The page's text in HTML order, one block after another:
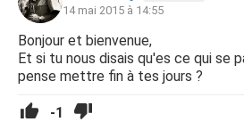
14 mai 2015 à 14:55
Bonjour et bienvenue,
Et si tu nous disais qu'es ce qui se
pense mettre fin à tes jours ?
-1